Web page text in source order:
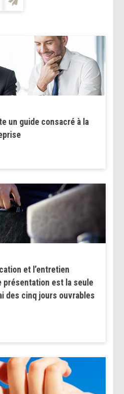
un guide consacré à la
et l’entretien
présentation est la seule
des cinq jours ouvrables